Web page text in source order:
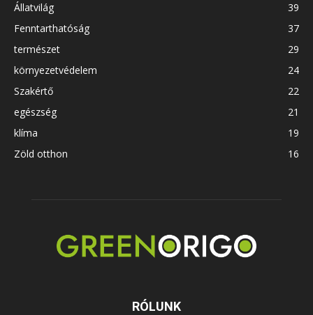
Állatvilág
39
Fenntarthatóság
37
természet
29
környezetvédelem
24
Szakértő
22
egészség
21
klíma
19
Zöld otthon
16
RÓLUNK